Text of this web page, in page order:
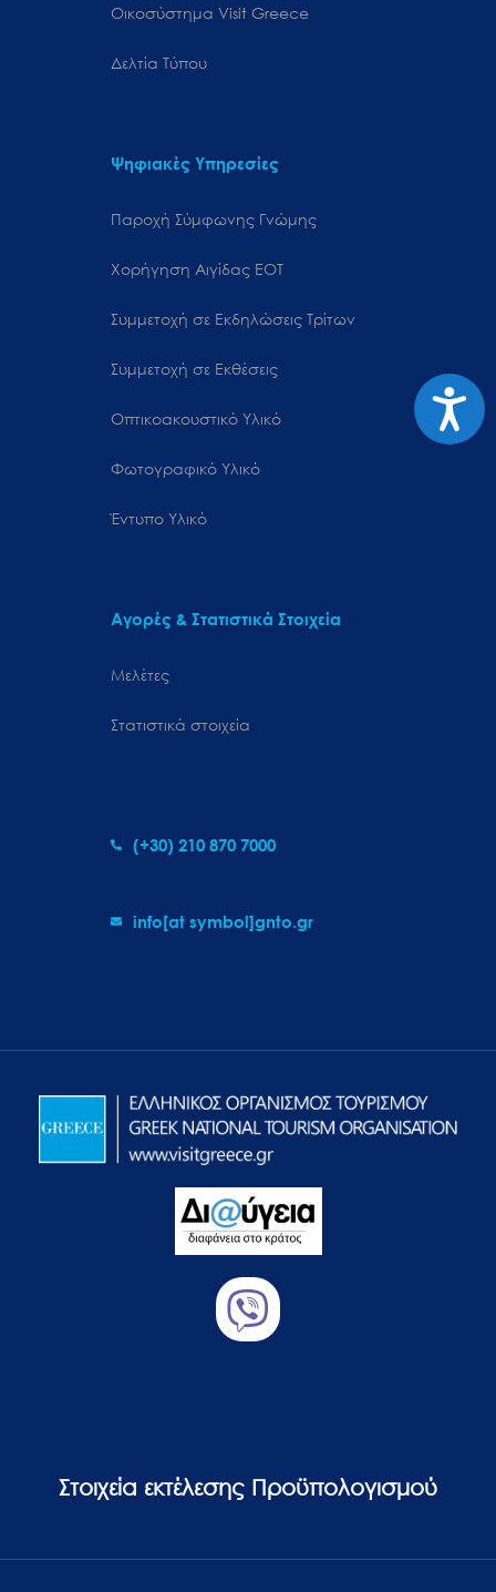
Oικοσύστημα Visit Greece
Δελτία Τύπου
Ψηφιακές Υπηρεσίες
Παροχή Σύμφωνης Γνώμης
Χορήγηση Αιγίδας ΕΟΤ
Συμμετοχή σε Εκδηλώσεις Τρίτων
Συμμετοχή σε Εκθέσεις
Οπτικοακουστικό Υλικό
Φωτογραφικό Υλικό
Έντυπο Υλικό
Αγορές & Στατιστικά Στοιχεία
Μελέτες
Στατιστικά στοιχεία
(+30) 210 870 7000
info[at symbol]gnto.gr
Στοιχεία εκτέλεσης Προϋπολογισμού